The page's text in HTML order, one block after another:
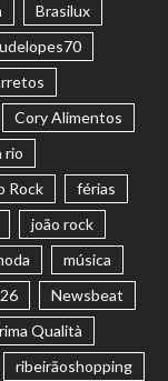
Brasilux
Cory Alimentos
rio
Rock
férias
joão rock
música
Newsbeat
Qualità
ribeirãoshopping